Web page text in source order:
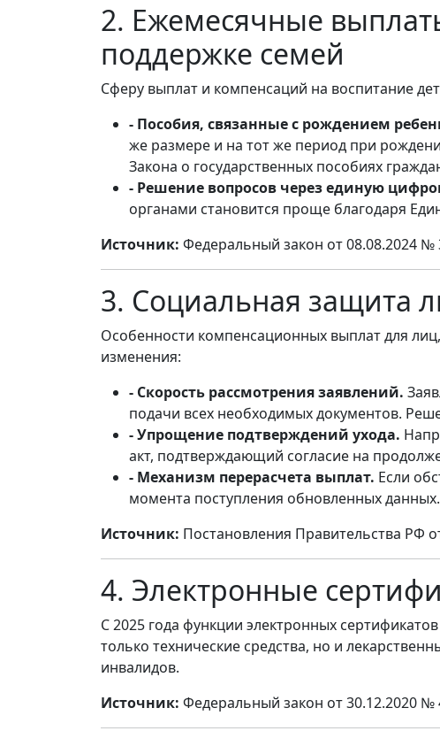
2. Ежемесячные
поддержке семей
Сферу выплат и компенсаций на воспитание
- Пособия, связанные с рождением
же размере и на тот же период при
Закона о государственных пособиях
- Решение вопросов через единую
органами становится проще благодаря
Источник: Федеральный закон от 08.08.2024 №
3. Социальная защита
Особенности компенсационных выплат для
изменения:
- Скорость рассмотрения заявлений.
подачи всех необходимых документов.
- Упрощение подтверждений ухода.
акт, подтверждающий согласие на
- Механизм перерасчета выплат. Если
момента поступления обновленных данных.
Источник: Постановления Правительства РФ
4. Электронные
С 2025 года функции электронных
только технические средства, но и
инвалидов.
Источник: Федеральный закон от 30.12.2020 №